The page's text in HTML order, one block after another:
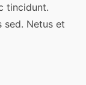
tincidunt.
sed. Netus et